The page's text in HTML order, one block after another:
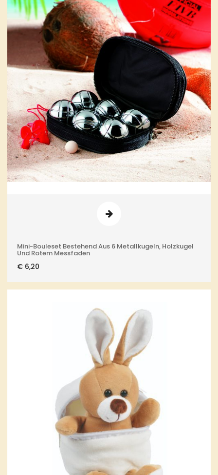
Mini-Bouleset Bestehend Aus 6 Metallkugeln, Holzkugel
Und Rotem Messfaden
€ 6,20